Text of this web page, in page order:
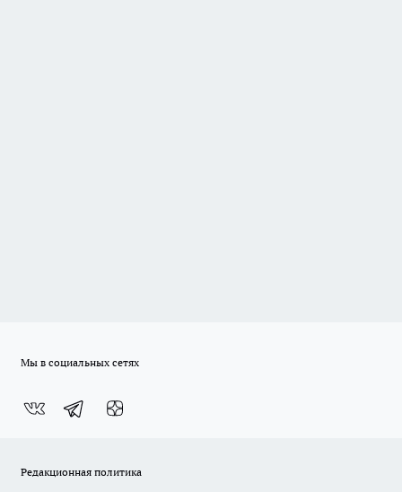
Мы в социальных сетях
Редакционная политика